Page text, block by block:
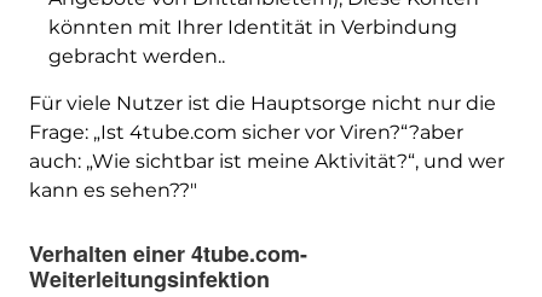
könnten mit Ihrer Identität in Verbindung
gebracht werden..
Für viele Nutzer ist die Hauptsorge nicht nur die
Frage: „Ist 4tube.com sicher vor Viren?“?aber
auch: „Wie sichtbar ist meine Aktivität?“, und wer
kann es sehen??"
Verhalten einer 4tube.com-
Weiterleitungsinfektion